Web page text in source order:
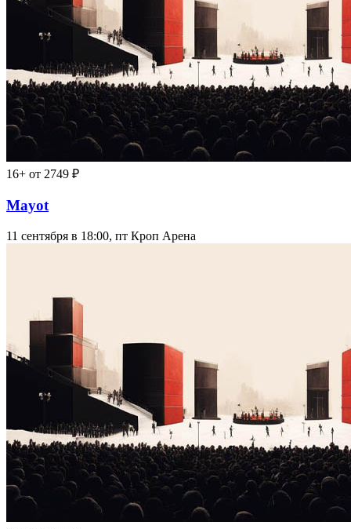
16+ от 2749 ₽
Mayot
11 сентября в 18:00, пт Кроп Арена